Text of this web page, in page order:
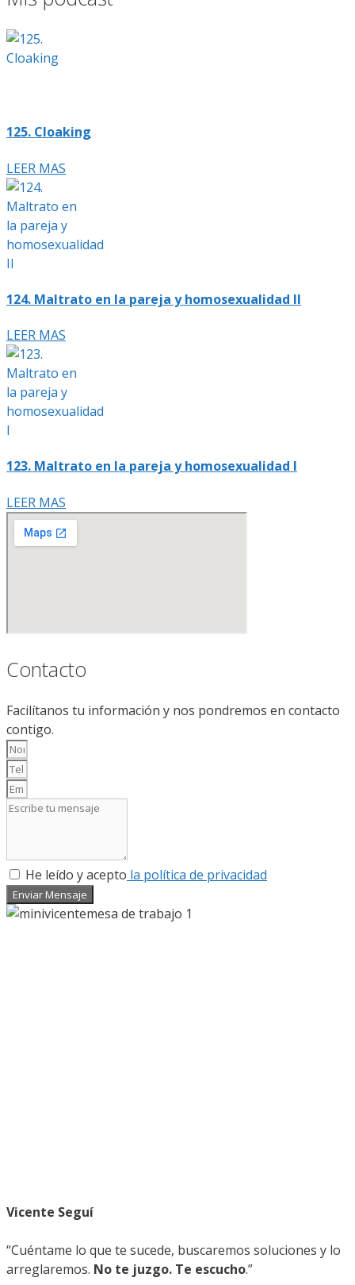
125. Cloaking
LEER MAS
124. Maltrato en la pareja y homosexualidad II
LEER MAS
123. Maltrato en la pareja y homosexualidad I
LEER MAS
Contacto
Facilítanos tu información y nos pondremos en contacto
contigo.
He leído y acepto la política de privacidad
Enviar Mensaje
Vicente Seguí
“Cuéntame lo que te sucede, buscaremos soluciones y lo
arreglaremos. No te juzgo. Te escucho.”